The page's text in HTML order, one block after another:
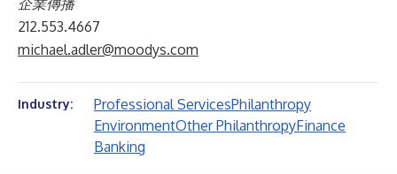
企業傳播
212.553.4667
michael.adler@moodys.com
Industry: Professional ServicesPhilanthropy
EnvironmentOther PhilanthropyFinance
Banking